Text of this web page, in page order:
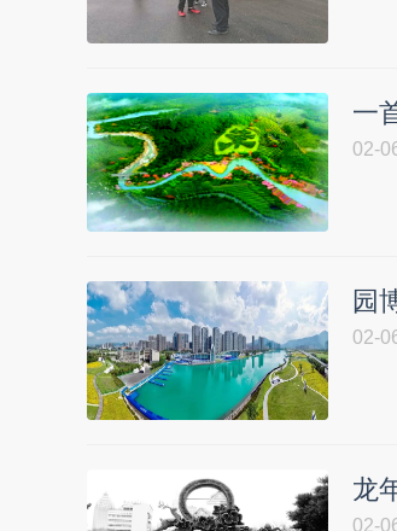
一
02-
园
02-
龙
02-